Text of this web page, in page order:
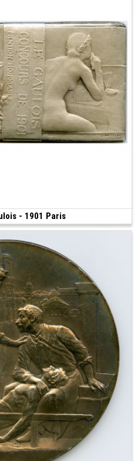
- 1901 Paris